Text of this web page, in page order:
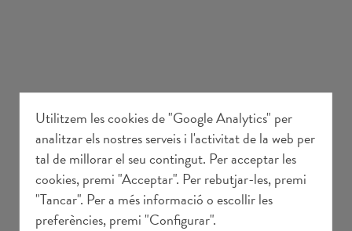
Utilitzem les cookies de "Google Analytics" per
analitzar els nostres serveis i l'activitat de la web per
tal de millorar el seu contingut. Per acceptar les
cookies, premi "Acceptar". Per rebutjar-les, premi
"Tancar". Per a més informació o escollir les
preferències, premi "Configurar".